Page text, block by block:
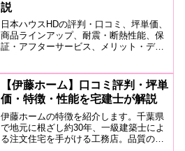
説
日本ハウスHDの評判・口コミ、坪単価、
商品ラインアップ、耐震・断熱性能、保
証・アフターサービス、メリット・デメ
高断熱・高気密、長期保証についても詳
しく紹介します。
【伊藤ホーム】口コミ評判・坪単
価・特徴・性能を宅建士が解説
伊藤ホームの特徴を紹介します。千葉県
で地元に根ざし約30年、一級建築士によ
る注文住宅を手がける工務店。品質の安